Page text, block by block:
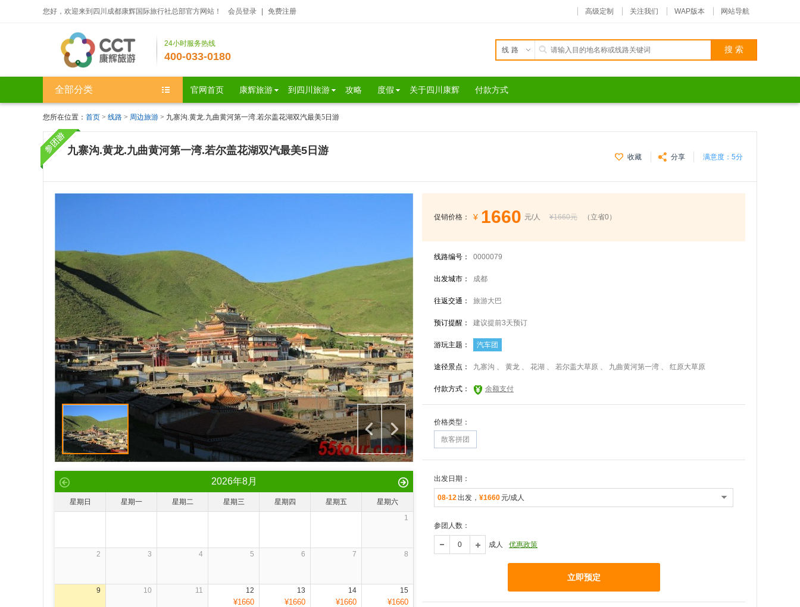
您好，欢迎来到四川成都康辉国际旅行社总部官方网站！ 会员登录 免费注册 高级定制 关注我们 WAP版本 网站导航
24小时服务热线
400-033-0180
线路
全部分类 官网首页 康辉旅游 到四川旅游 攻略 度假 关于四川康辉 付款方式
您所在位置： 首页 > 线路 > 周边旅游 > 九寨沟.黄龙.九曲黄河第一湾.若尔盖花湖双汽最美5日游
九寨沟.黄龙.九曲黄河第一湾.若尔盖花湖双汽最美5日游
收藏 分享 满意度： 5分
2026年8月
星期日 星期一 星期二 星期三 星期四 星期五
星期六
1
2 3 4 5 6 7 8
9 10 11 12
¥1660
13
¥1660
14
¥1660
15
¥1660
促销价格： ¥ 1660 元/人 ¥1660元 （立省0）
线路编号： 0000079
出发城市： 成都
往返交通： 旅游大巴
预订提醒： 建议提前3天预订
游玩主题： 汽车团
途径景点： 九寨沟 、 黄龙 、 花湖 、 若尔盖大草原 、 九曲黄河第一湾 、 红原大草原
付款方式： 余额支付
价格类型：
散客拼团
出发日期：
08-12出发， ¥1660元/成人
参团人数：
成人 优惠政策
立即预定